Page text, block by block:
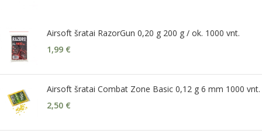
Airsoft šratai RazorGun 0,20 g 200 g / ok. 1000 vnt.
1,99 €
Airsoft šratai Combat Zone Basic 0,12 g 6 mm 1000 vnt.
2,50 €